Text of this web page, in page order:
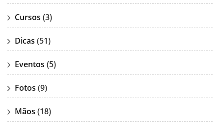
Cursos (3)
Dicas (51)
Eventos (5)
Fotos (9)
Mãos (18)